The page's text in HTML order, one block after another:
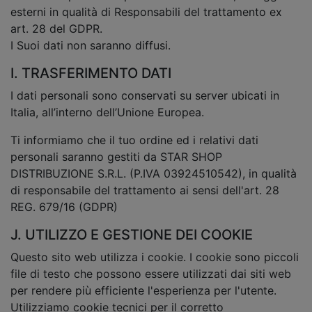
esterni in qualità di Responsabili del trattamento ex
art. 28 del GDPR.
I Suoi dati non saranno diffusi.
I. TRASFERIMENTO DATI
I dati personali sono conservati su server ubicati in
Italia, all’interno dell’Unione Europea.
Ti informiamo che il tuo ordine ed i relativi dati
personali saranno gestiti da STAR SHOP
DISTRIBUZIONE S.R.L. (P.IVA 03924510542), in qualità
di responsabile del trattamento ai sensi dell'art. 28
REG. 679/16 (GDPR)
J. UTILIZZO E GESTIONE DEI COOKIE
Questo sito web utilizza i cookie. I cookie sono piccoli
file di testo che possono essere utilizzati dai siti web
per rendere più efficiente l'esperienza per l'utente.
Utilizziamo cookie tecnici per il corretto